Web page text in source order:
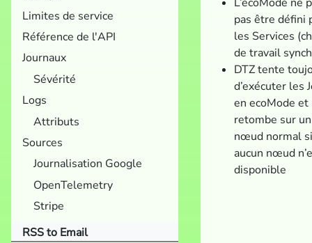
Limites de service
Référence de l'API
Journaux
Sévérité
Logs
Attributs
Sources
Journalisation Google
OpenTelemetry
Stripe
RSS to Email
pas être défini
les Services
de travail
DTZ tente
d’exécuter les
en ecoMode et
retombe sur un
nœud normal si
aucun nœud
disponible